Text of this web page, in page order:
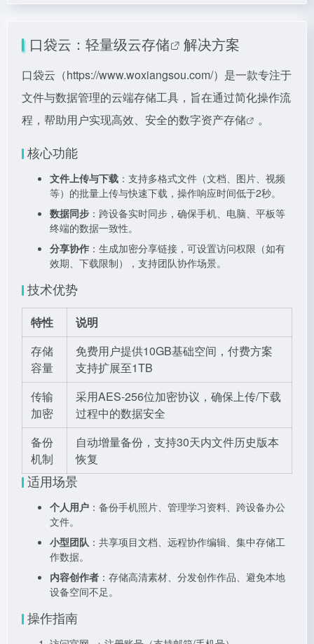
口袋云：轻量级云存储 解决方案
口袋云（https://www.woxiangsou.com/）是一款专注于
文件与数据管理的云端存储工具，旨在通过简化操作流
程，帮助用户实现高效、安全的数字资产存储
。
核心功能
文件上传与下载 ：支持多格式文件（文档、图片、视频
等）的批量上传与快速下载，操作响应时间低于2秒。
数据同步 ：跨设备实时同步，确保手机、电脑、平板等
终端的数据一致性。
分享协作 ：生成加密分享链接，可设置访问权限（如有
效期、下载限制），支持团队协作场景。
技术优势
特性
说明
存储
容量
免费用户提供10GB基础空间，付费方案
支持扩展至1TB
传输
加密
采用AES-256位加密协议，确保上传/下载
过程中的数据安全
备份
机制
自动增量备份，支持30天内文件历史版本
恢复
适用场景
个人用户 ：备份手机照片、管理学习资料、跨设备办公
文件。
小型团队 ：共享项目文档、远程协作编辑、集中存储工
作数据。
内容创作者 ：存储高清素材、分发创作作品、避免本地
设备空间不足。
操作指南